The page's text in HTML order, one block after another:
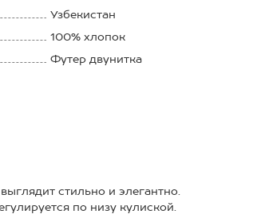
Узбекистан
100% хлопок
Футер двунитка
стильно и элегантно.
по низу кулиской.